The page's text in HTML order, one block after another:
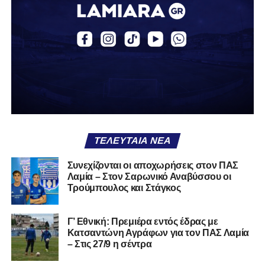
καλό που κάποτε φόρεσες σε επίσημες περιστάσεις τώρα
το κρατάς στη ντουλάπα, τσαλακωμένο, χωρίς να ξέρεις
αν πρέπει να το φορέσεις ξανά ή να το χαρίσεις. Η Λαμία
δείχνει να μην ξέρει τι θέλει να είναι. Και αυτό είναι πάντα
φίλαθλοι και περίγυρος, αντί για παράγοντες
Ασχολούνται περισσότερο με τις «χάρες» των άλλων
παρά με τις δικές τους αδυναμίες. Σαν να ψάχνεις
στον διπλανό το γιατί δεν βρέχει, ενώ κρατάς
ομπρέλα μέσα στο σαλόνι.
εμπειρίαανώτερων επιπέδων,δεν μπορεί να εκπέμπει
εικόνα ομάδας-θύματος.Δεν γίνεται να μιλά για «κέντρα
αποφάσεων» και «επιρροές» και «αδικίες».
ΤΕΛΕΥΤΑΊΑ ΝΈΑ
Συνεχίζονται οι αποχωρήσεις στον ΠΑΣ
Λαμία – Στον Σαρωνικό Αναβύσσου οι
Τρούμπουλος και Στάγκος
Γ’ Εθνική: Πρεμιέρα εντός έδρας με
Κατσαντώνη Αγράφων για τον ΠΑΣ Λαμία
– Στις 27/9 η σέντρα